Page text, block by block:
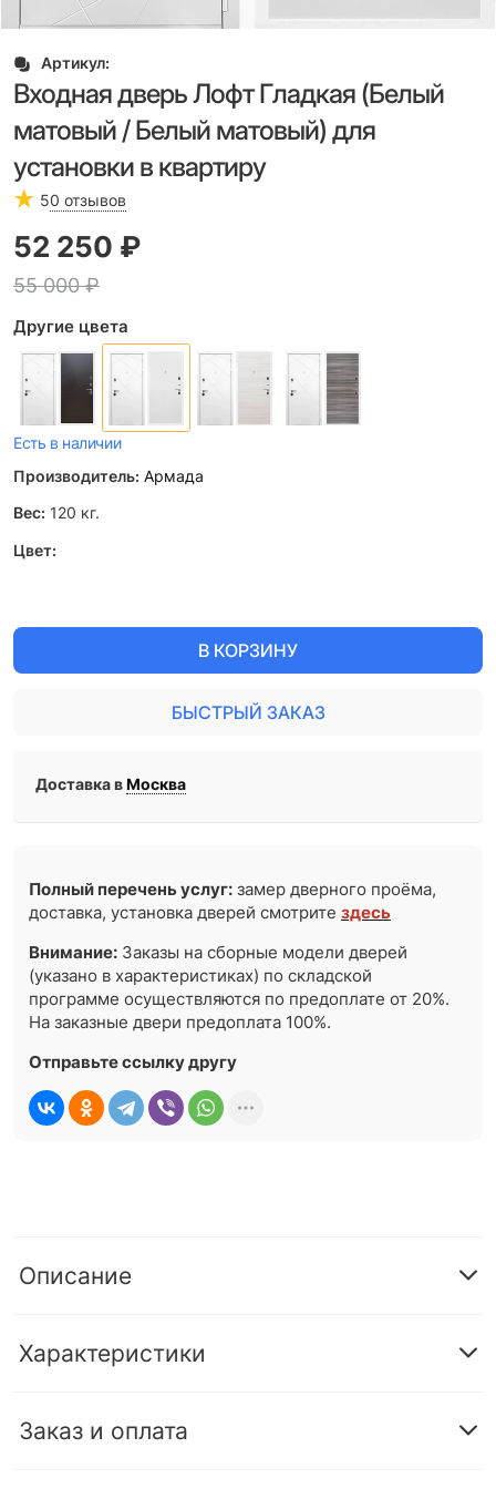
Артикул:
Входная дверь Лофт Гладкая (Белый
матовый / Белый матовый) для
установки в квартиру
50 отзывов
55 000 ₽
52 250 ₽
Другие цвета
Есть в наличии
Производитель: Армада
Вес: 120 кг.
Цвет:
В КОРЗИНУ
БЫСТРЫЙ ЗАКАЗ
Доставка вМосква
Полный перечень услуг: замер дверного проёма,
доставка, установка дверей смотритездесь
Внимание: Заказы на сборные модели дверей
(указано в характеристиках) по складской
программе осуществляются по предоплате от 20%.
На заказные двери предоплата 100%.
Отправьте ссылку другу
Описание
Характеристики
Заказ и оплата